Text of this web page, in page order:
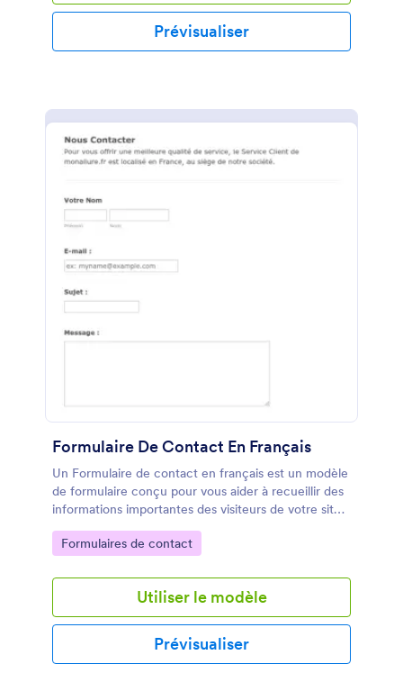
Prévisualiser
Formulaire De Contact En Français
Un Formulaire de contact en français est un modèle
de formulaire conçu pour vous aider à recueillir des
informations importantes des visiteurs de votre site
web. Simplifiez la communication avec vos clients
potentiels et résolvez les problèmes de suivi en
Go to Category:
Formulaires de contact
Utiliser le modèle
Prévisualiser